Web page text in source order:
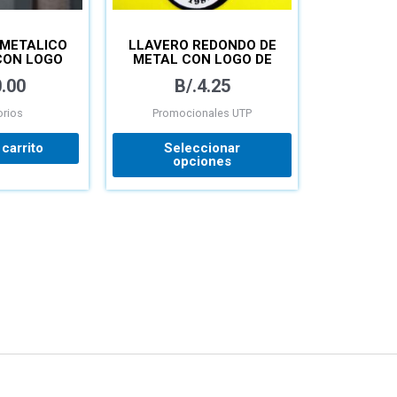
LOGO
LLAVERO REDONDO DE
METAL CON LOGO DE
LOGO UTP
B/.4.25
Promocionales UTP
Seleccionar
opciones